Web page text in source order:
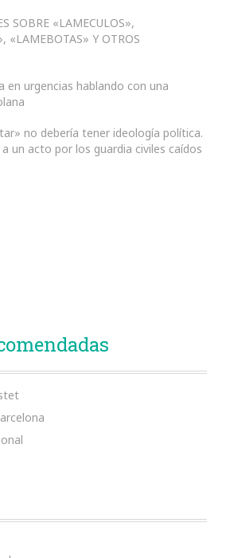
SOBRE «LAMECULOS»,
«LAMEBOTAS» Y OTROS
en urgencias hablando con una
no debería tener ideología política.
un acto por los guardia civiles caídos